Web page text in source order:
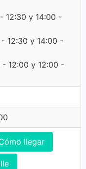
12:30 y 14:00 -
12:30 y 14:00 -
- 12:00 y 12:00 -
llegar